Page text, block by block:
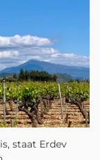
staat Erdev